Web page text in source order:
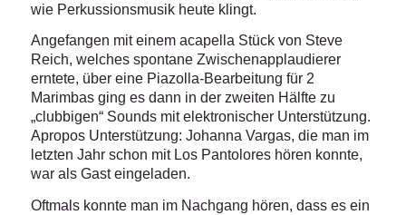
wie Perkussionsmusik heute klingt.
Angefangen mit einem acapella Stück von Steve
Reich, welches spontane Zwischenapplaudierer
erntete, über eine Piazolla-Bearbeitung für 2
Marimbas ging es dann in der zweiten Hälfte zu
„clubbigen“ Sounds mit elektronischer Unterstützung.
Apropos Unterstützung: Johanna Vargas, die man im
letzten Jahr schon mit Los Pantolores hören konnte,
war als Gast eingeladen.
Oftmals konnte man im Nachgang hören, dass es ein